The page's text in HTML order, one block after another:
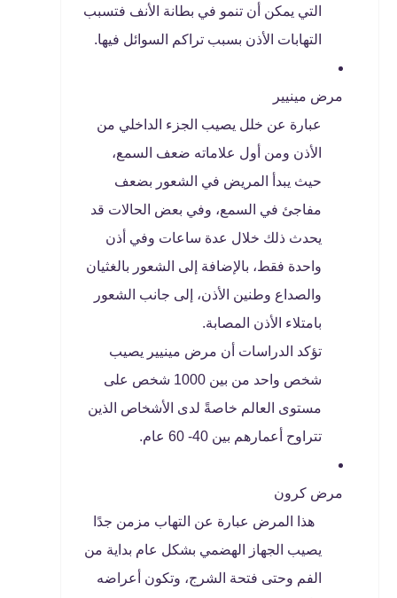
التي يمكن أن تنمو في بطانة الأنف فتسبب
التهابات الأذن بسبب تراكم السوائل فيها.
مرض مينيير
عبارة عن خلل يصيب الجزء الداخلي من
الأذن ومن أول علاماته ضعف السمع،
حيث يبدأ المريض في الشعور بضعف
مفاجئ في السمع، وفي بعض الحالات قد
يحدث ذلك خلال عدة ساعات وفي أذن
واحدة فقط، بالإضافة إلى الشعور بالغثيان
والصداع وطنين الأذن، إلى جانب الشعور
بامتلاء الأذن المصابة.
تؤكد الدراسات أن مرض مينيير يصيب
شخص واحد من بين 1000 شخص على
مستوى العالم خاصةً لدى الأشخاص الذين
تتراوح أعمارهم بين 40- 60 عام.
مرض كرون
هذا المرض عبارة عن التهاب مزمن جدًا
يصيب الجهاز الهضمي بشكل عام بداية من
الفم وحتى فتحة الشرج، وتكون أعراضه